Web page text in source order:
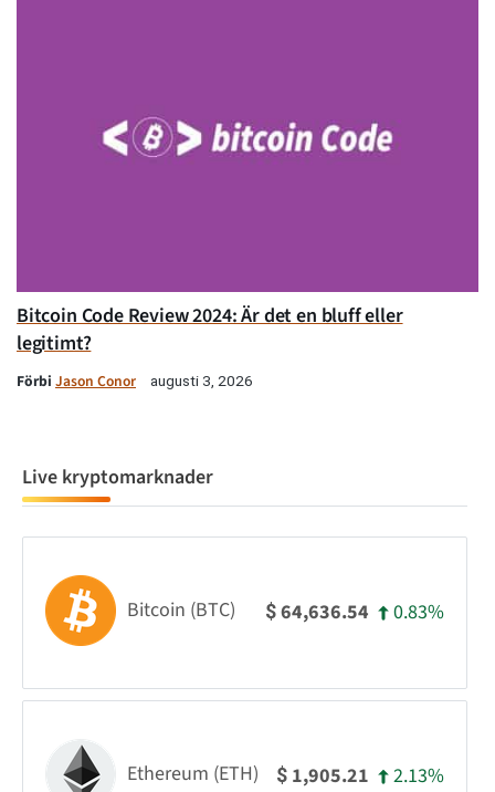
Bitcoin Code Review 2024: Är det en bluff eller
legitimt?
Förbi Jason Conor augusti 3, 2026
Live kryptomarknader
Bitcoin (BTC) $64,636.54 0.83%
Ethereum (ETH) $ 1,905.21 2.13%